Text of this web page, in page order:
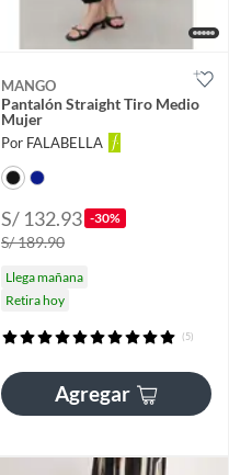
MANGO
Pantalón Straight Tiro Medio
Mujer
Por FALABELLA
S/ 132.93 -30%
S/ 189.90
Llega mañana
Retira hoy
(5)
Agregar